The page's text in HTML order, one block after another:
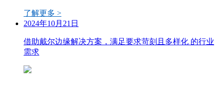
了解更多 >
2024年10月21日
借助戴尔边缘解决方案，满足要求苛刻且多样化 的行业
需求